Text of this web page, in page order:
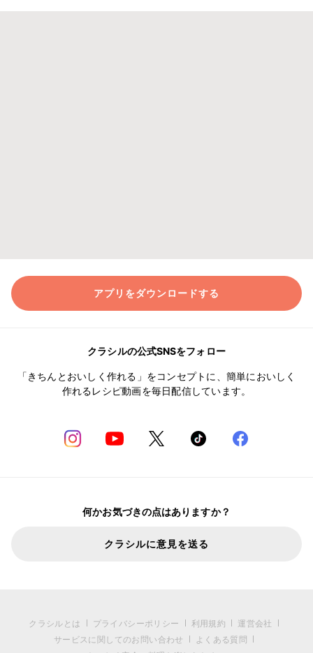
アプリをダウンロードする
クラシルの公式SNSをフォロー
「きちんとおいしく作れる」をコンセプトに、簡単においしく
作れるレシピ動画を毎日配信しています。
何かお気づきの点はありますか？
クラシルに意見を送る
クラシルとは プライバシーポリシー 利用規約
運営会社
サービスに関してのお問い合わせ
よくある質問